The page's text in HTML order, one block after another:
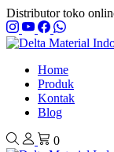
Distributor toko
Home
Produk
Kontak
Blog
0